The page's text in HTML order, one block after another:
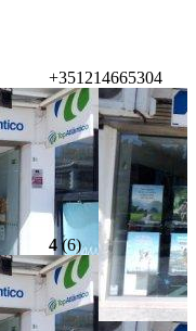
+351214665304
4(6)